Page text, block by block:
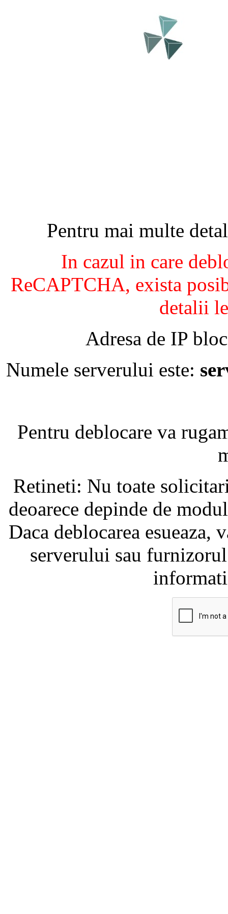
Pentru mai multe
In cazul in care
ReCAPTCHA, exista
detalii
Adresa de IP
Numele serverului este:
Pentru deblocare va
Retineti: Nu toate
deoarece depinde de
Daca deblocarea
serverului sau